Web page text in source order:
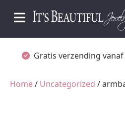
Gratis verzending vanaf
Home/ Uncategorized /